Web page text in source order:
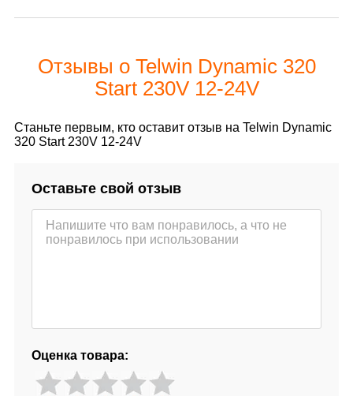
Отзывы о Telwin Dynamic 320
Start 230V 12-24V
Станьте первым, кто оставит отзыв на Telwin Dynamic
320 Start 230V 12-24V
Оставьте свой отзыв
Оценка товара: